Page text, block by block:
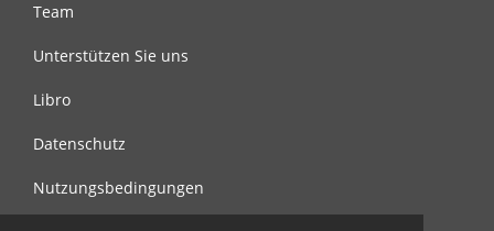
Team
Unterstützen Sie uns
Libro
Datenschutz
Nutzungsbedingungen